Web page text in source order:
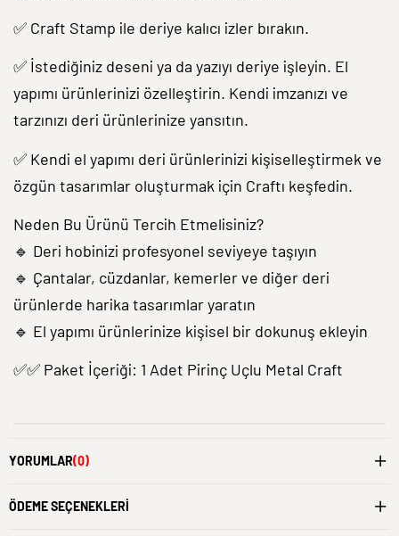
✅ Craft Stamp ile deriye kalıcı izler bırakın.
✅ İstediğiniz deseni ya da yazıyı deriye işleyin. El
yapımı ürünlerinizi özelleştirin. Kendi imzanızı ve
tarzınızı deri ürünlerinize yansıtın.
✅ Kendi el yapımı deri ürünlerinizi kişiselleştirmek ve
özgün tasarımlar oluşturmak için Craftı keşfedin.
Neden Bu Ürünü Tercih Etmelisiniz?
🔹 Deri hobinizi profesyonel seviyeye taşıyın
🔹 Çantalar, cüzdanlar, kemerler ve diğer deri
ürünlerde harika tasarımlar yaratın
🔹 El yapımı ürünlerinize kişisel bir dokunuş ekleyin
✅✅ Paket İçeriği: 1 Adet Pirinç Uçlu Metal Craft
YORUMLAR(0)
ÖDEME SEÇENEKLERI